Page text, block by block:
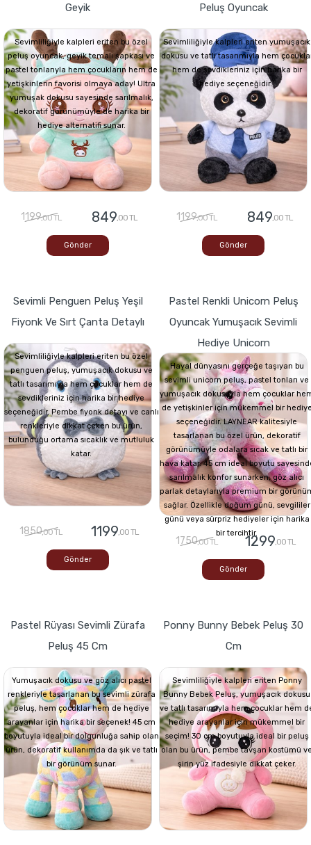
Geyik
Sevimliliğiyle kalpleri eriten bu özel
peluş oyuncak, geyik temalı şapkası ve
pastel tonlarıyla hem çocukların hem de
yetişkinlerin favorisi olmaya aday! Ultra
yumuşak dokusu sayesinde sarılmalık,
dekoratif görünümüyle de harika bir
hediye alternatifi sunar.
1199,00 TL 849,00 TL
Gönder
Peluş Oyuncak
Sevimliliğiyle kalpleri eriten yumuşacık
dokusu ve tatlı tasarımıyla hem
hem de sevdikleriniz için harika bir
hediye seçeneğidir.
1199,00 TL 849,00 TL
Gönder
Sevimli Penguen Peluş Yeşil
Fiyonk Ve Sırt Çanta Detaylı
Sevimliliğiyle kalpleri eriten bu özel
penguen peluş, yumuşacık dokusu ve
tatlı tasarımıyla hem çocuklar hem de
sevdikleriniz için harika bir hediye
seçeneğidir. Pembe fiyonk detayı ve canlı
renkleriyle dikkat çeken bu ürün,
bulunduğu ortama sıcaklık ve mutluluk
katar.
1850,00 TL 1199,00 TL
Gönder
Pastel Renkli Unicorn Peluş
Oyuncak Yumuşacık Sevimli
Hediye Unicorn
Hayal dünyasını gerçeğe taşıyan bu
sevimli unicorn peluş, pastel tonları ve
yumuşacık dokusuyla hem çocuklar
de yetişkinler için mükemmel bir
seçeneğidir. LAYNEAR kalitesiyle
tasarlanan bu özel ürün, dekoratif
görünümüyle odalara sıcak ve tatlı bir
hava katar. 45 cm ideal boyutu
sarılmalık konfor sunarken, göz alıcı
parlak detaylarıyla premium bir
sağlar. Özellikle doğum günü, sevgililer
günü veya sürpriz hediyeler için harika
bir tercihtir.
1750,00 TL 1299,00 TL
Gönder
Pastel Rüyası Sevimli Zürafa
Peluş 45 Cm
Yumuşacık dokusu ve göz alıcı pastel
renkleriyle tasarlanan bu sevimli zürafa
peluş, hem çocuklar hem de hediye
arayanlar için harika bir seçenek! 45 cm
boyutuyla ideal bir dolgunluğa sahip olan
ürün, dekoratif kullanımda da şık ve tatlı
bir görünüm sunar.
Ponny Bunny Bebek Peluş 30
Cm
Sevimliliğiyle kalpleri eriten Ponny
Bunny Bebek Peluş, yumuşacık dokusu
ve tatlı tasarımıyla hem çocuklar hem
hediye arayanlar için mükemmel bir
seçim! 30 cm boyutuyla ideal bir peluş
olan bu ürün, pembe tavşan kostümü
şirin yüz ifadesiyle dikkat çeker.